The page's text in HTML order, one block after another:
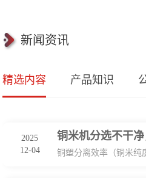
新闻资讯
精选内容 产品知识
2025
12-04
铜米机分选不干